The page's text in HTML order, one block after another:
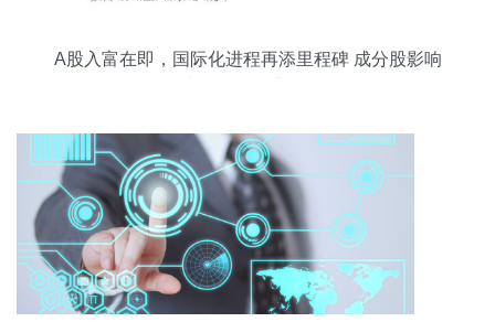
A股入富在即，国际化进程再添里程碑 成分股影响